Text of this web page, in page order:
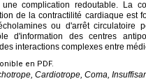
complication redoutable. La
de la contractilité cardiaque est
ou d'arrêt circulatoire
d'information des centres
interactions complexes entre
en PDF.
Cardiotrope, Coma,